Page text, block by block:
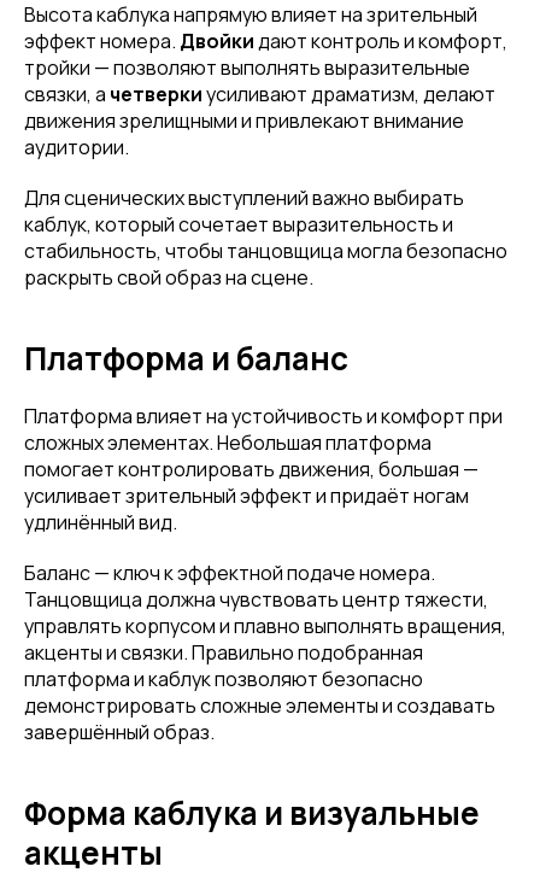
Высота каблука напрямую влияет на зрительный
эффект номера. Двойкидают контроль и комфорт,
тройки — позволяют выполнять выразительные
связки, а четверкиусиливают драматизм, делают
движения зрелищными и привлекают внимание
аудитории.
Для сценических выступлений важно выбирать
каблук, который сочетает выразительность и
стабильность, чтобы танцовщица могла безопасно
раскрыть свой образ на сцене.
Платформа и баланс
Платформа влияет на устойчивость и комфорт при
сложных элементах. Небольшая платформа
помогает контролировать движения, большая —
усиливает зрительный эффект и придаёт ногам
удлинённый вид.
Баланс — ключ к эффектной подаче номера.
Танцовщица должна чувствовать центр тяжести,
управлять корпусом и плавно выполнять вращения,
акценты и связки. Правильно подобранная
платформа и каблук позволяют безопасно
демонстрировать сложные элементы и создавать
завершённый образ.
Форма каблука и визуальные
акценты